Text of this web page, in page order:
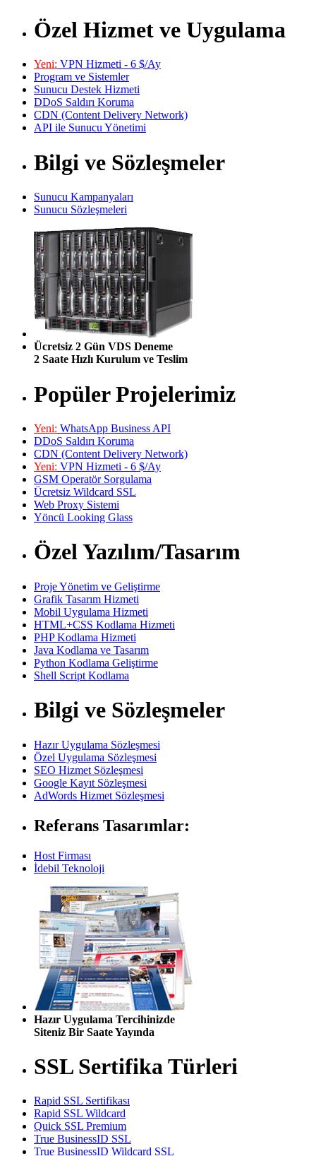
Özel Hizmet ve Uygulama
Yeni: VPN Hizmeti - 6 $/Ay
Program ve Sistemler
Sunucu Destek Hizmeti
DDoS Saldırı Koruma
CDN (Content Delivery Network)
API ile Sunucu Yönetimi
Bilgi ve Sözleşmeler
Sunucu Kampanyaları
Sunucu Sözleşmeleri
Ücretsiz 2 Gün VDS Deneme
2 Saate Hızlı Kurulum ve Teslim
Popüler Projelerimiz
Yeni: WhatsApp Business API
DDoS Saldırı Koruma
CDN (Content Delivery Network)
Yeni: VPN Hizmeti - 6 $/Ay
GSM Operatör Sorgulama
Ücretsiz Wildcard SSL
Web Proxy Sistemi
Yöncü Looking Glass
Özel Yazılım/Tasarım
Proje Yönetim ve Geliştirme
Grafik Tasarım Hizmeti
Mobil Uygulama Hizmeti
HTML+CSS Kodlama Hizmeti
PHP Kodlama Hizmeti
Java Kodlama ve Tasarım
Python Kodlama Geliştirme
Shell Script Kodlama
Bilgi ve Sözleşmeler
Hazır Uygulama Sözleşmesi
Özel Uygulama Sözleşmesi
SEO Hizmet Sözleşmesi
Google Kayıt Sözleşmesi
AdWords Hizmet Sözleşmesi
Referans Tasarımlar:
Host Firması
İdebil Teknoloji
Hazır Uygulama Tercihinizde
Siteniz Bir Saate Yayında
SSL Sertifika Türleri
Rapid SSL Sertifikası
Rapid SSL Wildcard
Quick SSL Premium
True BusinessID SSL
True BusinessID Wildcard SSL